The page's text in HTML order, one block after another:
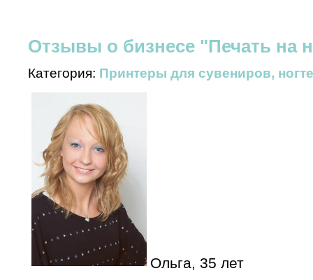
Отзывы о бизнесе "Печать на
Категория: Принтеры для сувениров,
Ольга, 35 лет